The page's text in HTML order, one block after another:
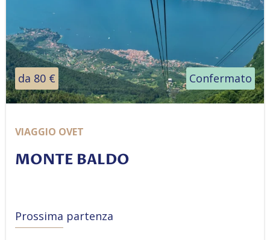
da 80 € Confermato
VIAGGIO OVET
MONTE BALDO
Prossima partenza